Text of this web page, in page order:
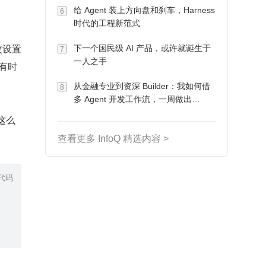
置
时
么
码
6
给 Agent 装上方向盘和刹车，Harness
时代的工程新范式
7
下一个国民级 AI 产品，或许就诞生于
一人之手
8
从金融专业到资深 Builder：我如何借
多 Agent 开发工作流，一周做出
查看更多 InfoQ 精选内容 >